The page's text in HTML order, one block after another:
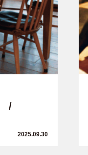
/
2025.09.30